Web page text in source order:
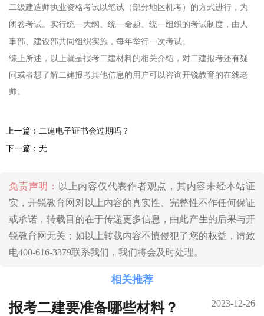
二级建造师执业资格考试以笔试（部分地区机考）的方式进行，为
闭卷考试。实行统一大纲、统一命题、统一组织的考试制度，由人
事部、建设部共同组织实施，每年举行一次考试。
综上所述，以上就是报考二建材料的相关介绍，对二建报考还有疑
问或者想了解二建报考其他信息的用户可以咨询开锐教育的在线老
师。
上一篇： 二建电子证书会过期吗？
下一篇：无
免责声明：
以上内容仅代表作者观点，其内容未经本站证
实，开锐教育网对以上内容的真实性、完整性不作任何保证
或承诺，转载目的在于传递更多信息，由此产生的后果与开
锐教育网无关；如以上转载内容不慎侵犯了您的权益，请致
电400-616-3379联系我们，我们将会及时处理。
相关推荐
报考二建要准备哪些材料？ 2023-12-26